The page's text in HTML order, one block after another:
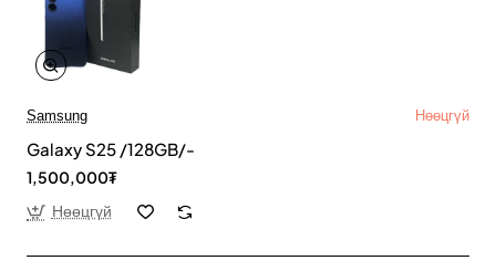
Samsung Нөөцгүй
Galaxy S25 /128GB/-
1,500,000₮
Нөөцгүй